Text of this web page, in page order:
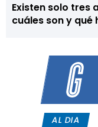
Existen solo tres
cuáles son y
AL DIA